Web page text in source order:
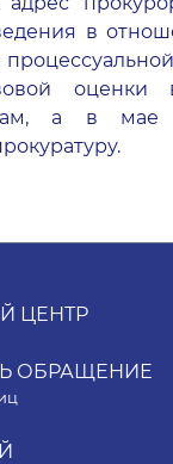
в
оценки
а в
ЦЕНТР
ОБРАЩЕНИЕ